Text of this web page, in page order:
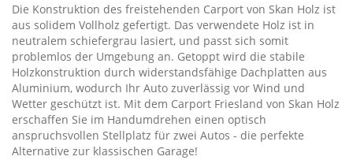
Die Konstruktion des freistehenden Carport von Skan Holz ist
aus solidem Vollholz gefertigt. Das verwendete Holz ist in
neutralem schiefergrau lasiert, und passt sich somit
problemlos der Umgebung an. Getoppt wird die stabile
Holzkonstruktion durch widerstandsfähige Dachplatten aus
Aluminium, wodurch Ihr Auto zuverlässig vor Wind und
Wetter geschützt ist. Mit dem Carport Friesland von Skan Holz
erschaffen Sie im Handumdrehen einen optisch
anspruchsvollen Stellplatz für zwei Autos - die perfekte
Alternative zur klassischen Garage!